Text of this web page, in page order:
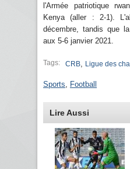
l'Armée patriotique
Kenya (aller : 2-1).
décembre, tandis que
aux 5-6 janvier 2021.
Tags: CRB Ligue des
Sports Football
Lire Aussi